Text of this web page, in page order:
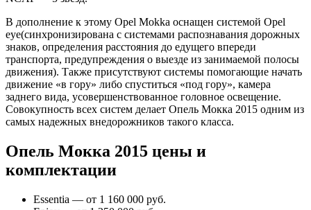
В дополнение к этому Opel Mokka оснащен системой Opel
eye(синхронизирована с системами распознавания дорожных
знаков, определения расстояния до едущего впереди
транспорта, предупреждения о выезде из занимаемой полосы
движения). Также присутствуют системы помогающие начать
движение «в гору» либо спуститься «под гору», камера
заднего вида, усовершенствованное головное освещение.
Совокупность всех систем делает Опель Мокка 2015 одним из
самых надежных внедорожников такого класса.
Опель Мокка 2015 цены и
комплектации
Essentia — от 1 160 000 руб.